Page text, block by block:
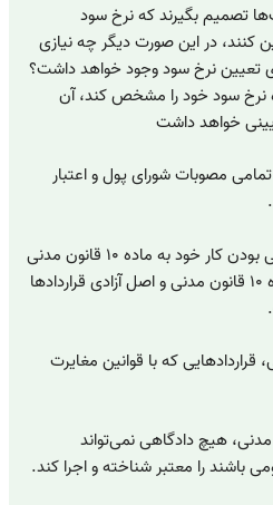
تصمیم بگیرند که نرخ سود
۳۵ درصد تعیین کنند، در این صورت دیگر چه نیازی
تعیین نرخ سود وجود خواهد داشت؟
نرخ سود خود را مشخص کند، آن
خواهد داشت
مصوبات شورای پول و اعتبار
بعضی بانک ها برای توجیه قانونی بودن کار خود به ماده ۱۰ قانون مدنی
اشاره می کنند اما استناد به ماده ۱۰ قانون مدنی و اصل آزادی قراردادها
قانون مدنی، قراردادهایی که با قوانین مغایرت
ماده ۹۷۵ قانون مدنی، هیچ دادگاهی نمی‌تواند
باشند را معتبر شناخته و اجرا کند.